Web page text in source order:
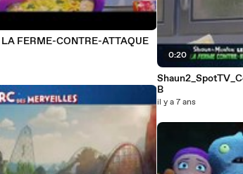
FERME-CONTRE-ATTAQUE
0:20
B
il y a 7 ans